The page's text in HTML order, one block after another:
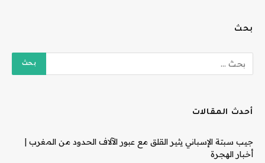
بحث
أحدث المقالات
جيب سبتة الإسباني يثير القلق مع عبور الآلاف الحدود من المغرب |
أخبار الهجرة